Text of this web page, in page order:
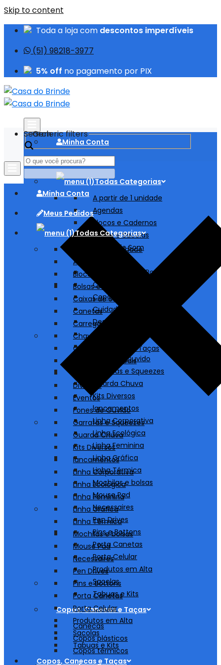
Skip to content
Toda a loja com descontos imperdíveis
(51) 98218-3977
5% off no pagamento por PIX
Minha Conta
Meus Pedidos
Todas Categorias
A partir de 1 unidade
Agendas
Blocos e Cadernos
Bolsas e Sacolas
Caixas de Som
Carregadores/ Power Bank
Chaveiros
Copos, Canecas e Taças
Cuidados Pessoais
Destaques
Diversos
Fones de Ouvido
Garrafas e Squeezes
Guarda Chuva
Kits Diversos
lancamentos
Linha Corporativa
Linha Ecológica
Linha Feminina
Linha Gráfica
Linha Térmica
Mochilas e bolsas
Mouse Pad
Necessaires
Pen Drives
Pins e Bottons
Porta Canetas
Porta Celular
Produtos em Alta
Sacolas
Tabuas e Kits
Copos, Canecas e Taças
Canecas
Copos plásticos
Copos térmicos
Search
Generic filters
Minha Conta
Meus Pedidos
Todas Categorias
A partir de 1 unidade
Agendas
Blocos e Cadernos
Bolsas e Sacolas
Caixas de Som
Canetas
Carregadores/ Power Bank
Chaveiros
Copos, Canecas e Taças
Cuidados Pessoais
Diversos
Eventos
Fones de Ouvido
Garrafas e Squeezes
Guarda Chuva
Kits Diversos
lancamentos
Linha Corporativa
Linha Ecológica
Linha Feminina
Linha Gráfica
Linha Térmica
Mochilas e bolsas
Mouse Pad
Necessaires
Pen Drives
Pins e Bottons
Porta Canetas
Porta Celular
Produtos em Alta
Sacolas
Tabuas e Kits
Copos, Canecas e Taças